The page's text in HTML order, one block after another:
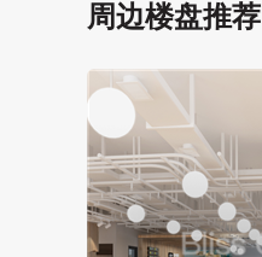
周边楼盘推荐